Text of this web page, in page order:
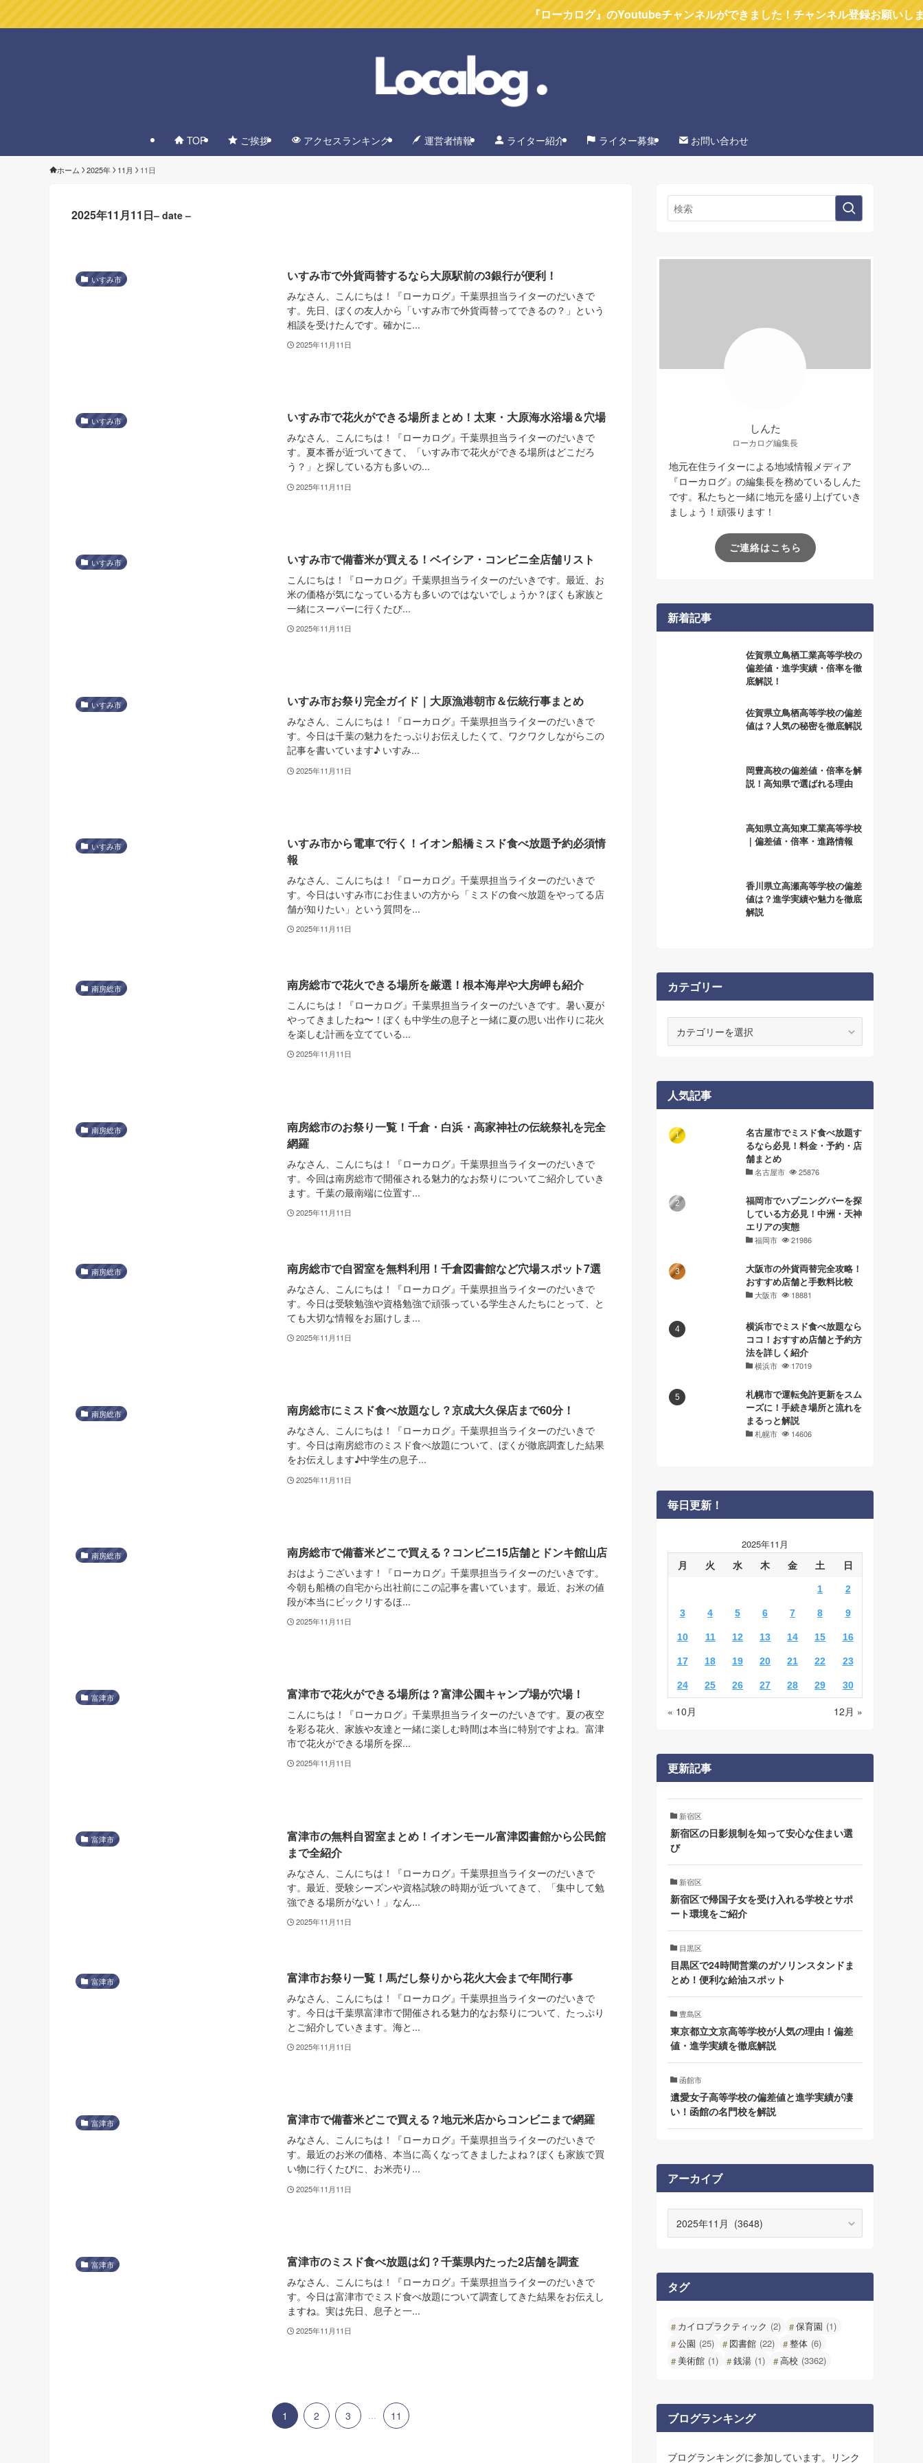
『ローカログ』のYoutubeチャンネルができました！チャンネル登録お願いします
TOP ご挨拶 アクセスランキング 運営者情報 ライター紹介 ライター募集 お問い合わせ
ホーム 2025年 11月 11日
2025年11月11日– date –
いすみ市 いすみ市で外貨両替するなら大原駅前の3銀行が便利！
みなさん、こんにちは！『ローカログ』千葉県担当ライターのだいきで
す。先日、ぼくの友人から「いすみ市で外貨両替ってできるの？」という
相談を受けたんです。確かに...
2025年11月11日
いすみ市 いすみ市で花火ができる場所まとめ！太東・大原海水浴場＆穴場
みなさん、こんにちは！『ローカログ』千葉県担当ライターのだいきで
す。夏本番が近づいてきて、「いすみ市で花火ができる場所はどこだろ
う？」と探している方も多いの...
2025年11月11日
いすみ市 いすみ市で備蓄米が買える！ベイシア・コンビニ全店舗リスト
こんにちは！『ローカログ』千葉県担当ライターのだいきです。最近、お
米の価格が気になっている方も多いのではないでしょうか？ぼくも家族と
一緒にスーパーに行くたび...
2025年11月11日
いすみ市 いすみ市お祭り完全ガイド｜大原漁港朝市＆伝統行事まとめ
みなさん、こんにちは！『ローカログ』千葉県担当ライターのだいきで
す。今日は千葉の魅力をたっぷりお伝えしたくて、ワクワクしながらこの
記事を書いています♪ いすみ...
2025年11月11日
いすみ市
いすみ市から電車で行く！イオン船橋ミスド食べ放題予約必須情
報
みなさん、こんにちは！『ローカログ』千葉県担当ライターのだいきで
す。今日はいすみ市にお住まいの方から「ミスドの食べ放題をやってる店
舗が知りたい」という質問を...
2025年11月11日
南房総市 南房総市で花火できる場所を厳選！根本海岸や大房岬も紹介
こんにちは！『ローカログ』千葉県担当ライターのだいきです。暑い夏が
やってきましたね〜！ぼくも中学生の息子と一緒に夏の思い出作りに花火
を楽しむ計画を立てている...
2025年11月11日
南房総市
南房総市のお祭り一覧！千倉・白浜・高家神社の伝統祭礼を完全
網羅
みなさん、こんにちは！『ローカログ』千葉県担当ライターのだいきで
す。今回は南房総市で開催される魅力的なお祭りについてご紹介していき
ます。千葉の最南端に位置す...
2025年11月11日
南房総市 南房総市で自習室を無料利用！千倉図書館など穴場スポット7選
みなさん、こんにちは！『ローカログ』千葉県担当ライターのだいきで
す。今日は受験勉強や資格勉強で頑張っている学生さんたちにとって、と
ても大切な情報をお届けしま...
2025年11月11日
南房総市 南房総市にミスド食べ放題なし？京成大久保店まで60分！
みなさん、こんにちは！『ローカログ』千葉県担当ライターのだいきで
す。今日は南房総市のミスド食べ放題について、ぼくが徹底調査した結果
をお伝えします♪中学生の息子...
2025年11月11日
南房総市 南房総市で備蓄米どこで買える？コンビニ15店舗とドンキ館山店
おはようございます！『ローカログ』千葉県担当ライターのだいきです。
今朝も船橋の自宅から出社前にこの記事を書いています。最近、お米の値
段が本当にビックリするほ...
2025年11月11日
富津市 富津市で花火ができる場所は？富津公園キャンプ場が穴場！
こんにちは！『ローカログ』千葉県担当ライターのだいきです。夏の夜空
を彩る花火、家族や友達と一緒に楽しむ時間は本当に特別ですよね。富津
市で花火ができる場所を探...
2025年11月11日
富津市
富津市の無料自習室まとめ！イオンモール富津図書館から公民館
まで全紹介
みなさん、こんにちは！『ローカログ』千葉県担当ライターのだいきで
す。最近、受験シーズンや資格試験の時期が近づいてきて、「集中して勉
強できる場所がない！」なん...
2025年11月11日
富津市 富津市お祭り一覧！馬だし祭りから花火大会まで年間行事
みなさん、こんにちは！『ローカログ』千葉県担当ライターのだいきで
す。今日は千葉県富津市で開催される魅力的なお祭りについて、たっぷり
とご紹介していきます。海と...
2025年11月11日
富津市 富津市で備蓄米どこで買える？地元米店からコンビニまで網羅
みなさん、こんにちは！『ローカログ』千葉県担当ライターのだいきで
す。最近のお米の価格、本当に高くなってきましたよね？ぼくも家族で買
い物に行くたびに、お米売り...
2025年11月11日
富津市 富津市のミスド食べ放題は幻？千葉県内たった2店舗を調査
みなさん、こんにちは！『ローカログ』千葉県担当ライターのだいきで
す。今日は富津市でミスド食べ放題について調査してきた結果をお伝えし
ますね。実は先日、息子と一...
2025年11月11日
1 2 3 ... 11
しんた
ローカログ編集長
地元在住ライターによる地域情報メディア
『ローカログ』の編集長を務めているしんた
です。私たちと一緒に地元を盛り上げていき
ましょう！頑張ります！
ご連絡はこちら
新着記事
佐賀県立鳥栖工業高等学校の
偏差値・進学実績・倍率を徹
底解説！
佐賀県立鳥栖高等学校の偏差
値は？人気の秘密を徹底解説
岡豊高校の偏差値・倍率を解
説！高知県で選ばれる理由
高知県立高知東工業高等学校
｜偏差値・倍率・進路情報
香川県立高瀬高等学校の偏差
値は？進学実績や魅力を徹底
解説
カテゴリー
ー
人気記事
名古屋市でミスド食べ放題す
るなら必見！料金・予約・店
舗まとめ
名古屋市 25876
福岡市でハプニングバーを探
している方必見！中洲・天神
エリアの実態
福岡市 21986
大阪市の外貨両替完全攻略！
おすすめ店舗と手数料比較
大阪市 18881
横浜市でミスド食べ放題なら
ココ！おすすめ店舗と予約方
法を詳しく紹介
横浜市 17019
札幌市で運転免許更新をスム
ーズに！手続き場所と流れを
まるっと解説
札幌市 14606
毎日更新！
2025年11月
月 火 水 木 金 土 日
1 2
3 4 5 6 7 8 9
10 11 12 13 14 15 16
17 18 19 20 21 22 23
24 25 26 27 28 29 30
« 10月 12月 »
更新記事
新宿区
新宿区の日影規制を知って安心な住まい選
び
新宿区
新宿区で帰国子女を受け入れる学校とサポ
ート環境をご紹介
目黒区
目黒区で24時間営業のガソリンスタンドま
とめ！便利な給油スポット
豊島区
東京都立文京高等学校が人気の理由！偏差
値・進学実績を徹底解説
函館市
遺愛女子高等学校の偏差値と進学実績が凄
い！函館の名門校を解説
アーカイブ
ブ
タグ
カイロプラクティック (2) 保育園 (1)
公園 (25) 図書館 (22) 整体 (6)
美術館 (1) 銭湯 (1) 高校 (3362)
ブログランキング
ブログランキングに参加しています。リンク